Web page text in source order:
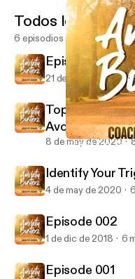
Identify Your
Todos los
6 episodios
Episode 4
21 de may de 2020
Top Ten
Avoid
8 de may de 2020
Identify Your
4 de may de 2020
Episode 002
1 de dic de 2018 6
Episode 001